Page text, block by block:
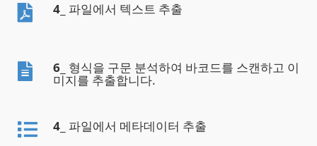
4 _ 파일에서 텍스트 추출
6 _ 형식을 구문 분석하여 바코드를 스캔하고 이
미지를 추출합니다.
4 _ 파일에서 메타데이터 추출